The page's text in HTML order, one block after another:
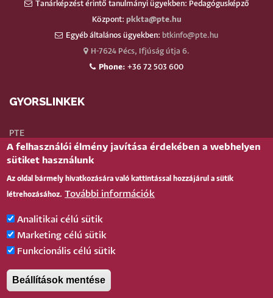
Tanárképzést érintő tanulmányi ügyekben: Pedagógusképző
Központ: pkkta@pte.hu
Egyéb általános ügyekben: btkinfo@pte.hu
H-7624 Pécs, Ifjúság útja 6.
Phone: +36 72 503 600
GYORSLINKEK
PTE
Neptun
Webmail
Telefonkönyv
Teams
TÉR
(oktatói)
BELÉPÉS
Bejelentkezés
Pécsi Tudományegyetem |
A felhasználói élmény javítása érdekében a webhelyen
sütiket használunk
Az oldal bármely hivatkozására való kattintással hozzájárul a sütik
létrehozásához. További információk
Analitikai célú sütik
Marketing célú sütik
Funkcionális célú sütik
Beállítások mentése